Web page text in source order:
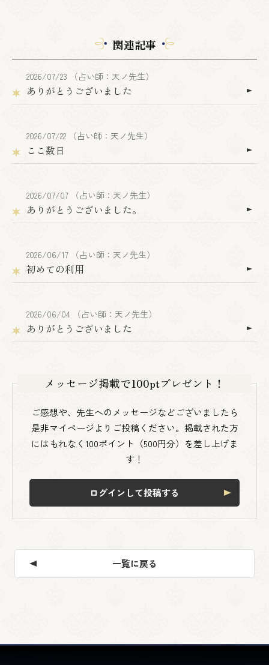
関連記事
2026/07/23 （占い師：天ノ先生）
ありがとうございました
2026/07/22 （占い師：天ノ先生）
ここ数日
2026/07/07 （占い師：天ノ先生）
ありがとうございました。
2026/06/17 （占い師：天ノ先生）
初めての利用
2026/06/04 （占い師：天ノ先生）
ありがとうございました
メッセージ掲載で100ptプレゼント！
ご感想や、先生へのメッセージなどございましたら
是非マイページよりご投稿ください。掲載された方
にはもれなく100ポイント（500円分）を差し上げま
す！
ログインして投稿する
一覧に戻る